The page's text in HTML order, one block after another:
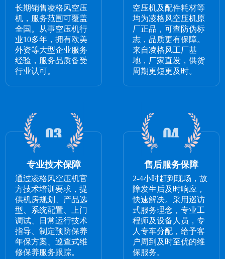
长期销售凌格风空压
机，服务范围可覆盖
全国。从事空压机行
业10多年，拥有欧美
外资等大型企业服务
经验，服务品质备受
行业认可。
空压机及配件耗材等
均为凌格风空压机原
厂正品，可查防伪标
志，品质更有保障。
来自凌格风工厂基
地，厂家直发，供货
周期更短更及时。
专业技术保障
通过凌格风空压机官
方技术培训要求，提
供机房规划、产品选
型、系统配置、上门
调试、日常运行技术
指导、制定预防保养
年保方案、巡查式维
修保养服务跟踪。
售后服务保障
2-4小时赶到现场，故
障发生后及时响应，
快速解决。采用巡访
式服务理念，专业工
程师及设备人员，专
人专车分配，给予客
户周到及时至优的维
保服务。